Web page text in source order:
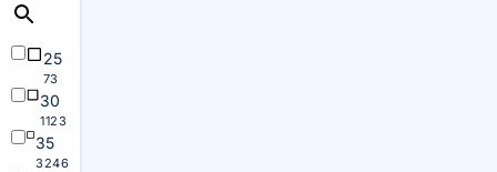
25
73
30
1123
35
3246